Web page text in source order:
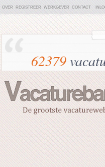
OVER REGISTREER WERKGEVER CONTACT
62379